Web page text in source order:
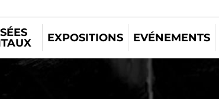
EXPOSITIONS EVÉNEMENTS